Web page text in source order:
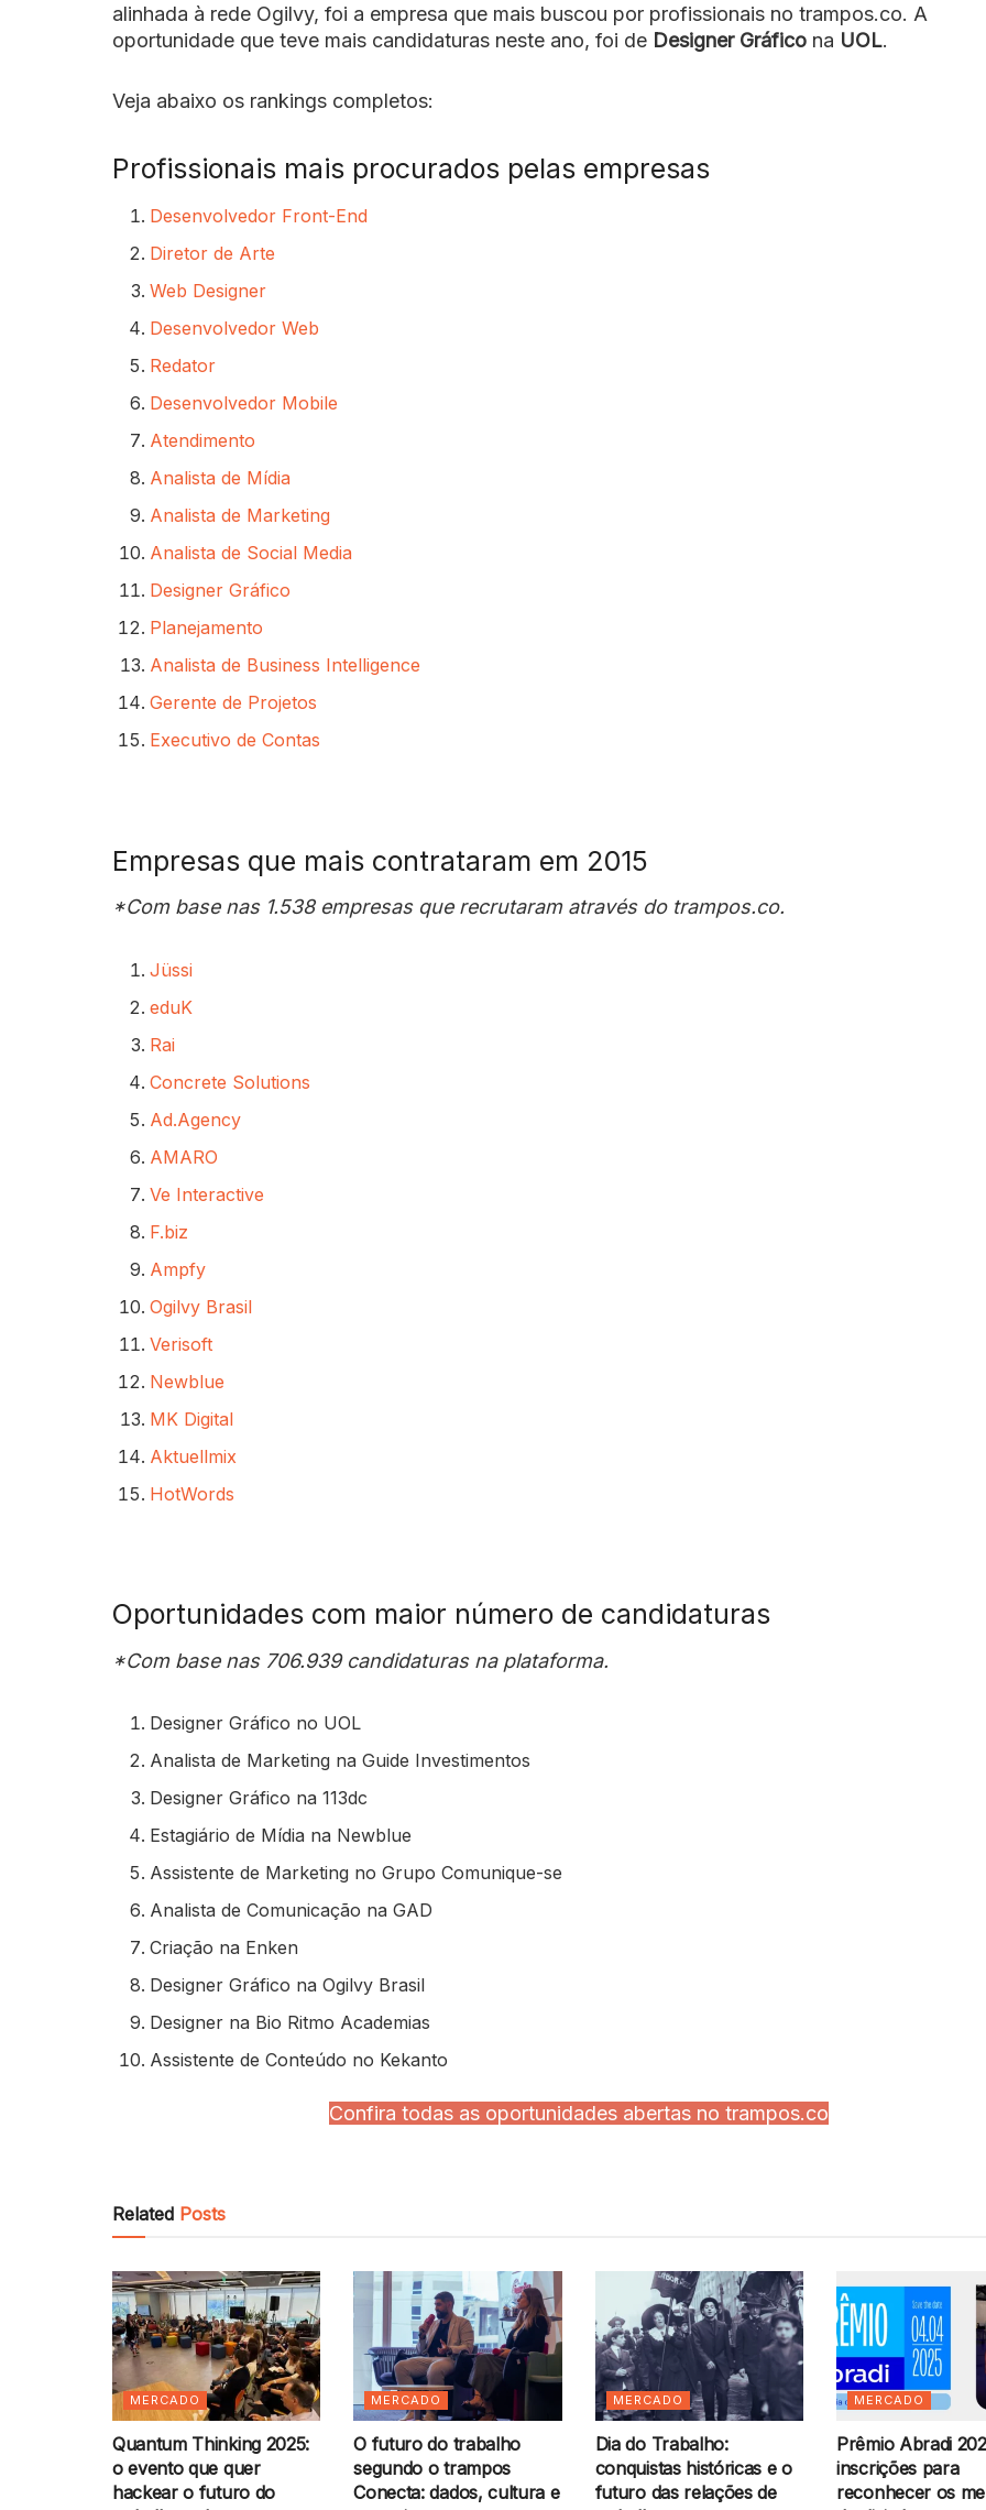
alinhada à rede Ogilvy, foi a empresa que mais buscou por profissionais no trampos.co. A
oportunidade que teve mais candidaturas neste ano, foi de Designer Gráfico na UOL.
Veja abaixo os rankings completos:
Profissionais mais procurados pelas empresas
Desenvolvedor Front-End
Diretor de Arte
Web Designer
Desenvolvedor Web
Redator
Desenvolvedor Mobile
Atendimento
Analista de Mídia
Analista de Marketing
Analista de Social Media
Designer Gráfico
Planejamento
Analista de Business Intelligence
Gerente de Projetos
Executivo de Contas
Empresas que mais contrataram em 2015
*Com base nas 1.538 empresas que recrutaram através do trampos.co.
Jüssi
eduK
Rai
Concrete Solutions
Ad.Agency
AMARO
Ve Interactive
F.biz
Ampfy
Ogilvy Brasil
Verisoft
Newblue
MK Digital
Aktuellmix
HotWords
Oportunidades com maior número de candidaturas
*Com base nas 706.939 candidaturas na plataforma.
Designer Gráfico no UOL
Analista de Marketing na Guide Investimentos
Designer Gráfico na 113dc
Estagiário de Mídia na Newblue
Assistente de Marketing no Grupo Comunique-se
Analista de Comunicação na GAD
Criação na Enken
Designer Gráfico na Ogilvy Brasil
Designer na Bio Ritmo Academias
Assistente de Conteúdo no Kekanto
Confira todas as oportunidades abertas no trampos.co
Related Posts
MERCADO
Quantum Thinking 2025:
o evento que quer
hackear o futuro do
MERCADO
O futuro do trabalho
segundo o trampos
Conecta: dados, cultura e
MERCADO
Dia do Trabalho:
conquistas históricas e o
futuro das relações de
MERCADO
Prêmio Abradi
inscrições para
reconhecer os